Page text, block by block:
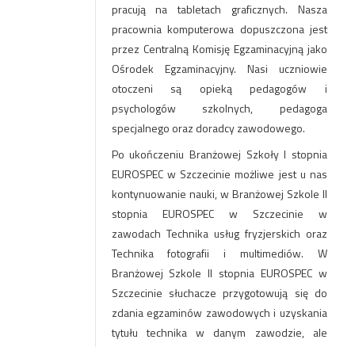
pracują na tabletach graficznych. Nasza
pracownia komputerowa dopuszczona jest
przez Centralną Komisję Egzaminacyjną jako
Ośrodek Egzaminacyjny. Nasi uczniowie
otoczeni są opieką pedagogów i
psychologów szkolnych, pedagoga
specjalnego oraz doradcy zawodowego.
Po ukończeniu Branżowej Szkoły I stopnia
EUROSPEC w Szczecinie możliwe jest u nas
kontynuowanie nauki, w Branżowej Szkole II
stopnia EUROSPEC w Szczecinie w
zawodach Technika usług fryzjerskich oraz
Technika fotografii i multimediów. W
Branżowej Szkole II stopnia EUROSPEC w
Szczecinie słuchacze przygotowują się do
zdania egzaminów zawodowych i uzyskania
tytułu technika w danym zawodzie, ale